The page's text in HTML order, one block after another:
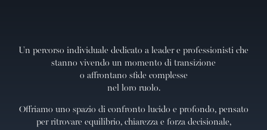
Un percorso individuale dedicato a leader e professionisti che
stanno vivendo un momento di transizione
o affrontano sfide complesse
nel loro ruolo.
Offriamo uno spazio di confronto lucido e profondo, pensato
per ritrovare equilibrio, chiarezza e forza decisionale,